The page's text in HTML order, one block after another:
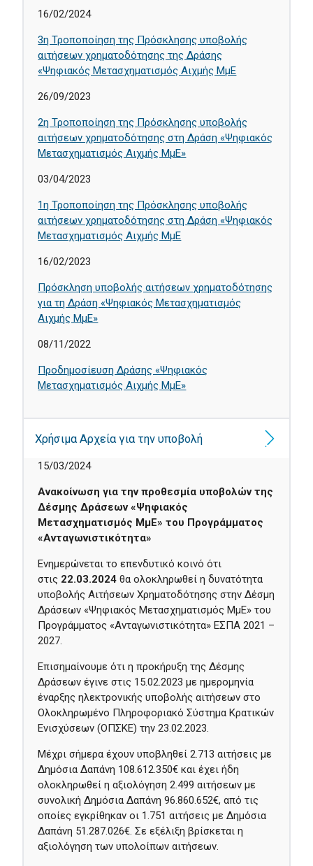
16/02/2024
3η Τροποποίηση της Πρόσκλησης υποβολής
αιτήσεων χρηματοδότησης της Δράσης
«Ψηφιακός Μετασχηματισμός Αιχμής ΜμΕ
26/09/2023
2η Τροποποίηση της Πρόσκλησης υποβολής
αιτήσεων χρηματοδότησης στη Δράση «Ψηφιακός
Μετασχηματισμός Αιχμής ΜμΕ»
03/04/2023
1η Τροποποίηση της Πρόσκλησης υποβολής
αιτήσεων χρηματοδότησης στη Δράση «Ψηφιακός
Μετασχηματισμός Αιχμής ΜμΕ
16/02/2023
Πρόσκληση υποβολής αιτήσεων χρηματοδότησης
για τη Δράση «Ψηφιακός Μετασχηματισμός
Αιχμής ΜμΕ»
08/11/2022
Προδημοσίευση Δράσης «Ψηφιακός
Μετασχηματισμός Αιχμής ΜμΕ»
Χρήσιμα Αρχεία για την υποβολή
15/03/2024
Ανακοίνωση για την προθεσμία υποβολών της
Δέσμης Δράσεων «Ψηφιακός
Μετασχηματισμός ΜμΕ» του Προγράμματος
«Ανταγωνιστικότητα»
Ενημερώνεται το επενδυτικό κοινό ότι
στις 22.03.2024 θα ολοκληρωθεί η δυνατότητα
υποβολής Αιτήσεων Χρηματοδότησης στην Δέσμη
Δράσεων «Ψηφιακός Μετασχηματισμός ΜμΕ» του
Προγράμματος «Ανταγωνιστικότητα» ΕΣΠΑ 2021 –
2027.
Επισημαίνουμε ότι η προκήρυξη της Δέσμης
Δράσεων έγινε στις 15.02.2023 με ημερομηνία
έναρξης ηλεκτρονικής υποβολής αιτήσεων στο
Ολοκληρωμένο Πληροφοριακό Σύστημα Κρατικών
Ενισχύσεων (ΟΠΣΚΕ) την 23.02.2023.
Μέχρι σήμερα έχουν υποβληθεί 2.713 αιτήσεις με
Δημόσια Δαπάνη 108.612.350€ και έχει ήδη
ολοκληρωθεί η αξιολόγηση 2.499 αιτήσεων με
συνολική Δημόσια Δαπάνη 96.860.652€, από τις
οποίες εγκρίθηκαν οι 1.751 αιτήσεις με Δημόσια
Δαπάνη 51.287.026€. Σε εξέλιξη βρίσκεται η
αξιολόγηση των υπολοίπων αιτήσεων.